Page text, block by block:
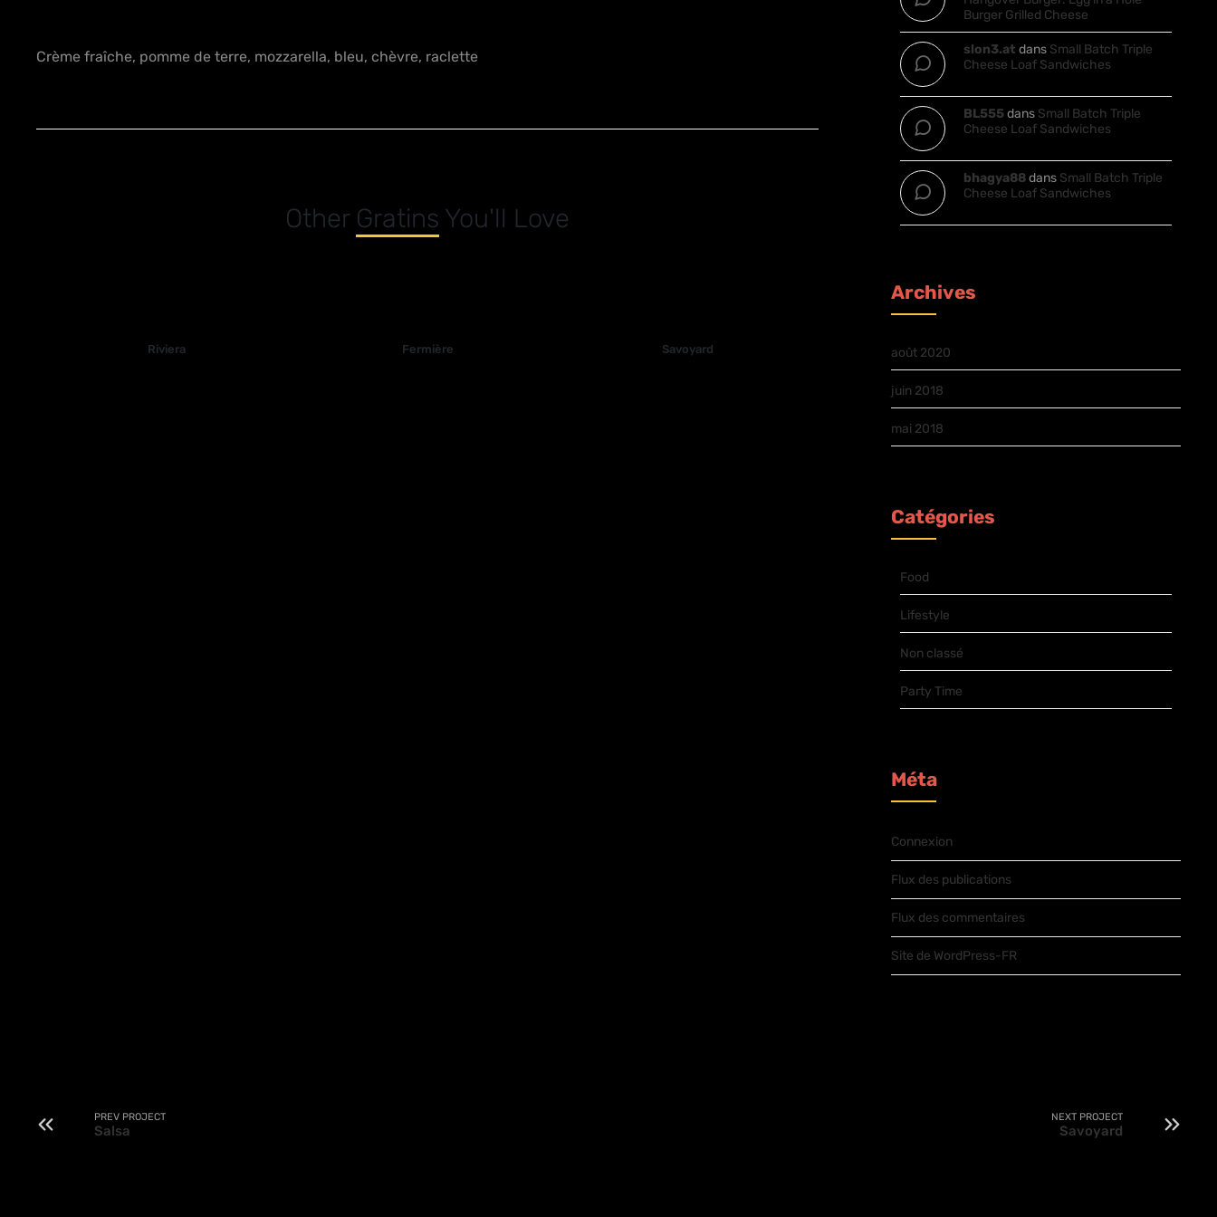
Crème fraîche, pomme de terre, mozzarella, bleu, chèvre, raclette
Other Gratins You'll Love
Riviera Fermière Savoyard
Burger Grilled Cheese
slon3.at dans Small Batch Triple
Cheese Loaf Sandwiches
BL555dans Small Batch Triple
Cheese Loaf Sandwiches
bhagya88dans Small Batch Triple
Cheese Loaf Sandwiches
Archives
août 2020
juin 2018
mai 2018
Catégories
Food
Lifestyle
Non classé
Party Time
Méta
Connexion
Flux des publications
Flux des commentaires
Site de WordPress-FR
PREV PROJECT
Salsa
NEXT PROJECT
Savoyard